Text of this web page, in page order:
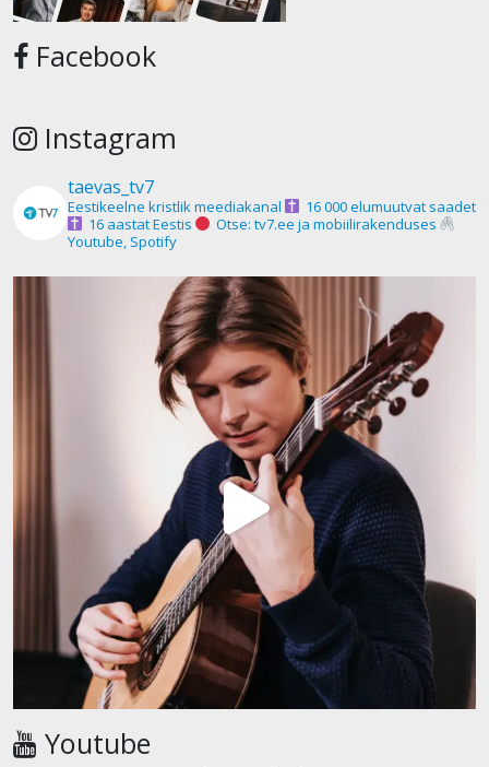
Facebook
Instagram
taevas_tv7
Eestikeelne kristlik meediakanal
16 000 elumuutvat saadet
16 aastat Eestis
Otse: tv7.ee ja mobiilirakenduses
Youtube, Spotify
Youtube